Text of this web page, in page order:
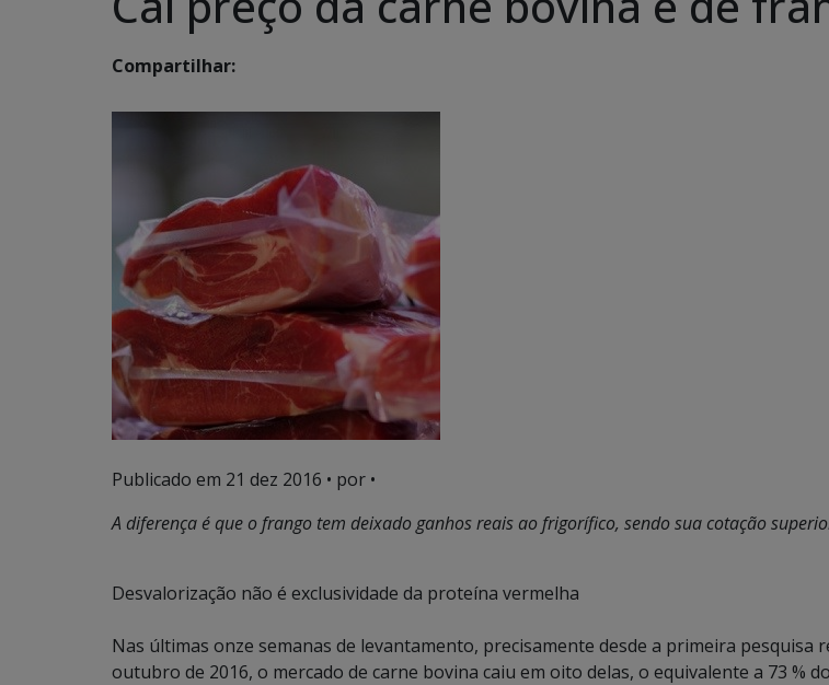
Compartilhar:
Publicado em 21 dez 2016 • por •
A diferença é que o frango tem deixado ganhos reais ao frigorífico, sendo sua cotação
Desvalorização não é exclusividade da proteína vermelha
Nas últimas onze semanas de levantamento, precisamente desde a primeira pesquisa
outubro de 2016, o mercado de carne bovina caiu em oito delas, o equivalente a 73 %